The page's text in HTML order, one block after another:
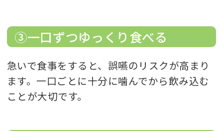
③一口ずつゆっくり食べる
急いで食事をすると、誤嚥のリスクが高まり
ます。一口ごとに十分に噛んでから飲み込む
ことが大切です。